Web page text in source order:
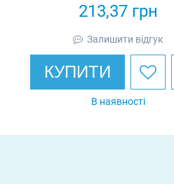
213,37грн
Залишити відгук
КУПИТИ
В наявності